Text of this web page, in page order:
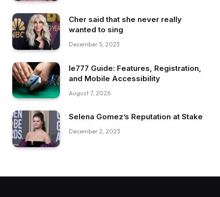
Cher said that she never really
wanted to sing
December 5, 2023
Ie777 Guide: Features, Registration,
and Mobile Accessibility
August 7, 2026
Selena Gomez’s Reputation at Stake
December 2, 2023